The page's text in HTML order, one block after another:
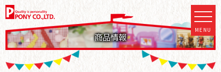
商品情報
MENU